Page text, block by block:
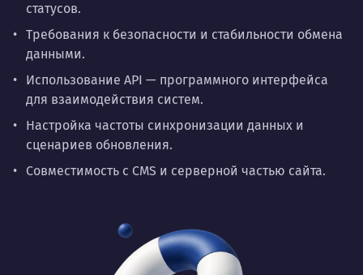
статусов.
Требования к безопасности и стабильности обмена
данными.
Использование API — программного интерфейса
для взаимодействия систем.
Настройка частоты синхронизации данных и
сценариев обновления.
Совместимость с CMS и серверной частью сайта.